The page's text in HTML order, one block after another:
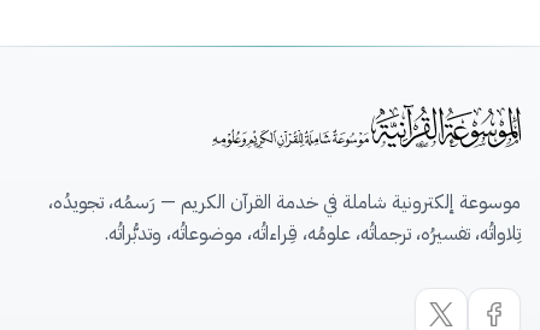
موسوعة إلكترونية شاملة في خدمة القرآن الكريم — رَسمُه، تجويدُه،
تِلاواتُه، تفسيرُه، ترجماتُه، علومُه، قِراءاتُه، موضوعاتُه، وتدبُّراتُه.